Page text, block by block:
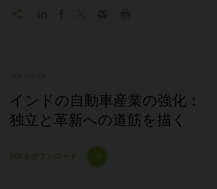
インドの自動車産業の強化：
独立と革新への道筋を描く
PDFをダウンロード